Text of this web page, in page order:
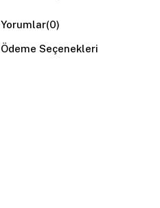
Yorumlar(0)
Ödeme Seçenekleri